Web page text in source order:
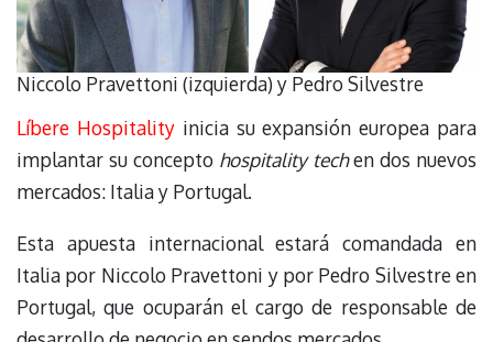
Niccolo Pravettoni (izquierda) y Pedro Silvestre
Líbere Hospitalityinicia su expansión europea para
implantar su concepto hospitality techen dos nuevos
mercados: Italia y Portugal.
Esta apuesta internacional estará comandada en
Italia por Niccolo Pravettoni y por Pedro Silvestre en
Portugal, que ocuparán el cargo de responsable de